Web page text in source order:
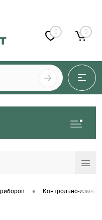
0 0
• Контрольно-